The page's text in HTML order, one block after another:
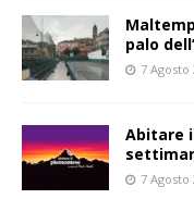
palo
7 Agosto
Abitare
7 Agosto